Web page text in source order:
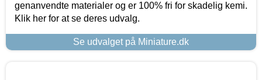
genanvendte materialer og er 100% fri for skadelig kemi.
Klik her for at se deres udvalg.
Se udvalget på Miniature.dk